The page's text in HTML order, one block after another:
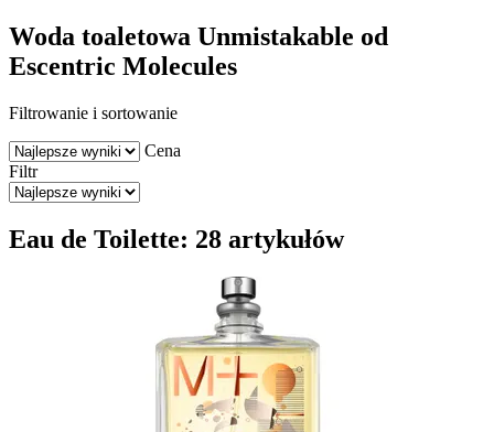
Woda toaletowa Unmistakable od
Escentric Molecules
Filtrowanie i sortowanie
Cena
Filtr
Eau de Toilette: 28 artykułów